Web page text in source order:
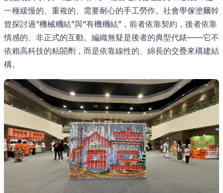
一種緩慢的、重複的、需要耐心的手工勞作。社會學傢塗爾幹
曾探討過“機械糰結”與“有機糰結”，前者依靠契約，後者依靠
情感的、非正式的互動。編織無疑是後者的典型代錶——它不
依賴高科技的粘閤劑，而是依靠線性的、綿長的交疊來構建結
構。